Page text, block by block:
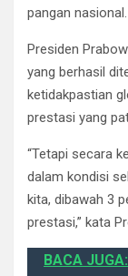
pangan nasional.
Presiden
yang berhasil
ketidakpastian
prestasi yang
“Tetapi secara
dalam kondisi
kita, dibawah 3
prestasi,” kata
BACA JUGA: